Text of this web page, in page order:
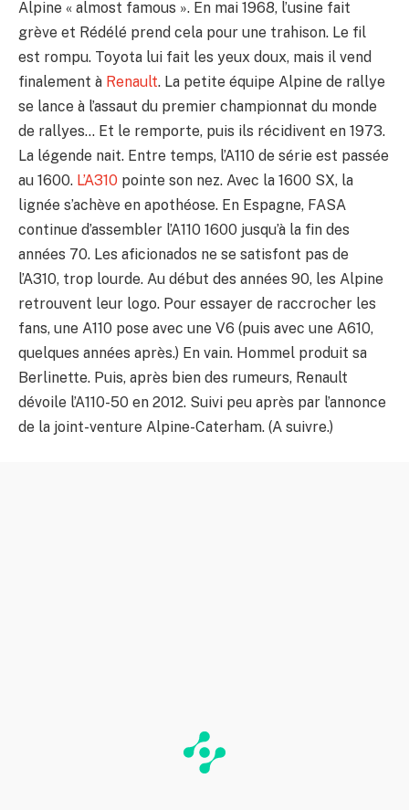
Alpine « almost famous ». En mai 1968, l’usine fait
grève et Rédélé prend cela pour une trahison. Le fil
est rompu. Toyota lui fait les yeux doux, mais il vend
finalement à Renault. La petite équipe Alpine de rallye
se lance à l’assaut du premier championnat du monde
de rallyes… Et le remporte, puis ils récidivent en 1973.
La légende nait. Entre temps, l’A110 de série est passée
au 1600. L’A310 pointe son nez. Avec la 1600 SX, la
lignée s’achève en apothéose. En Espagne, FASA
continue d’assembler l’A110 1600 jusqu’à la fin des
années 70. Les aficionados ne se satisfont pas de
l’A310, trop lourde. Au début des années 90, les Alpine
retrouvent leur logo. Pour essayer de raccrocher les
fans, une A110 pose avec une V6 (puis avec une A610,
quelques années après.) En vain. Hommel produit sa
Berlinette. Puis, après bien des rumeurs, Renault
dévoile l’A110-50 en 2012. Suivi peu après par l’annonce
de la joint-venture Alpine-Caterham. (A suivre.)